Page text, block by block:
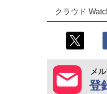
クラウド
メ
登